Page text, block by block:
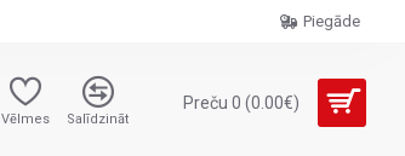
Piegāde
Vēlmes Salīdzināt
Preču 0 (0.00€)